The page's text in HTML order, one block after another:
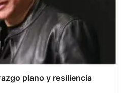
plano y resiliencia